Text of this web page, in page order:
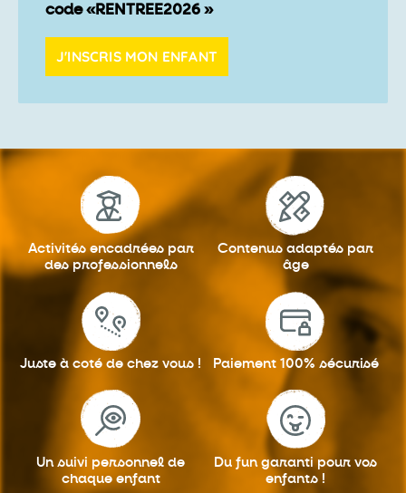
code «RENTREE2026 »
J'INSCRIS MON ENFANT
Activités encadrées par
des professionnels
Contenus adaptés par
âge
Juste à coté de chez vous ! Paiement 100% sécurisé
Un suivi personnel de
chaque enfant
Du fun garantipour vos
enfants !